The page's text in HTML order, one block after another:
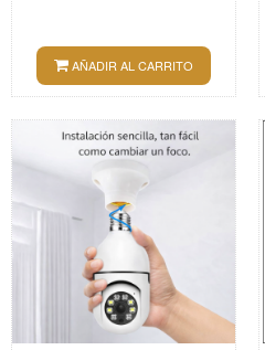
AÑADIR AL CARRITO